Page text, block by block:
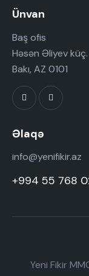
Ünvan
Baş ofis
Həsən Əliyev küç.
Bakı, AZ 0101
Əlaqə
info@yenifikir.az
+994 55 768
Yeni Fikir